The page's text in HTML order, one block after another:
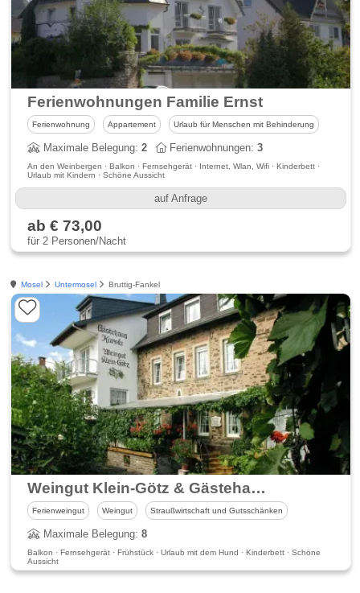
Ferienwohnungen Familie Ernst
Ferienwohnung Appartement Urlaub für Menschen mit Behinderung
Maximale Belegung:2 Ferienwohnungen:3
An den Weinbergen · Balkon · Fernsehgerät · Internet, Wlan, Wifi · Kinderbett ·
Urlaub mit Kindern · Schöne Aussicht
auf Anfrage
ab € 73,00
für 2 Personen/Nacht
Mosel Untermosel Bruttig-Fankel
Weingut Klein-Götz & Gästehaus Karola
Ferienweingut Weingut Straußwirtschaft und Gutsschänken
Maximale Belegung:8
Balkon · Fernsehgerät · Frühstück · Urlaub mit dem Hund · Kinderbett · Schöne
Aussicht